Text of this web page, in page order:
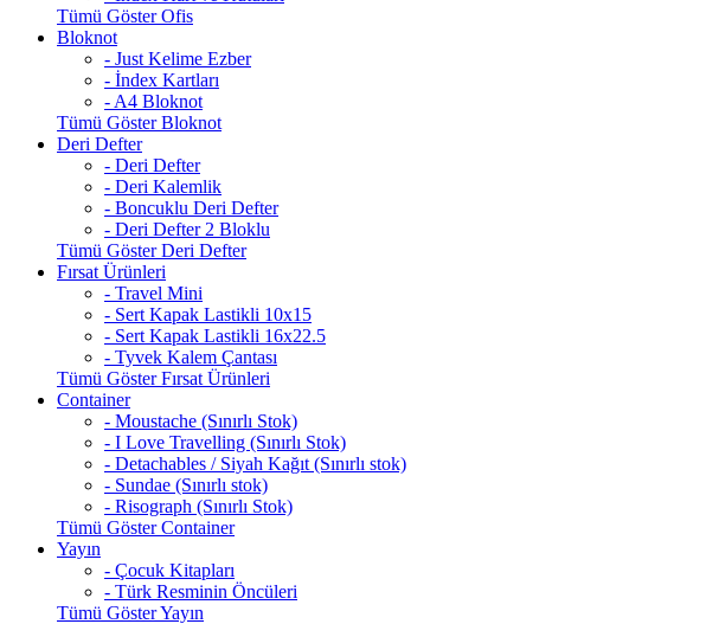
Tümü Göster Ofis
Bloknot
- Just Kelime Ezber
- İndex Kartları
- A4 Bloknot
Tümü Göster Bloknot
Deri Defter
- Deri Defter
- Deri Kalemlik
- Boncuklu Deri Defter
- Deri Defter 2 Bloklu
Tümü Göster Deri Defter
Fırsat Ürünleri
- Travel Mini
- Sert Kapak Lastikli 10x15
- Sert Kapak Lastikli 16x22.5
- Tyvek Kalem Çantası
Tümü Göster Fırsat Ürünleri
Container
- Moustache (Sınırlı Stok)
- I Love Travelling (Sınırlı Stok)
- Detachables / Siyah Kağıt (Sınırlı stok)
- Sundae (Sınırlı stok)
- Risograph (Sınırlı Stok)
Tümü Göster Container
Yayın
- Çocuk Kitapları
- Türk Resminin Öncüleri
Tümü Göster Yayın